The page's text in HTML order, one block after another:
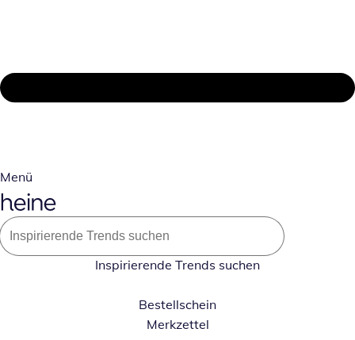
Menü
Inspirierende Trends suchen
Bestellschein
Merkzettel